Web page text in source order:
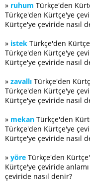
» ruhum Türkçe'den
Türkçe'den Kürtçe'ye
Kürtçe'ye çeviride nasıl
» istek Türkçe'den
Türkçe'den Kürtçe'ye
Kürtçe'ye çeviride nasıl
» zavallı Türkçe'den
Türkçe'den Kürtçe'ye
Kürtçe'ye çeviride nasıl
» mekan Türkçe'den
Türkçe'den Kürtçe'ye
Kürtçe'ye çeviride nasıl
» yöre Türkçe'den
Kürtçe'ye çeviride
çeviride nasıl denir?